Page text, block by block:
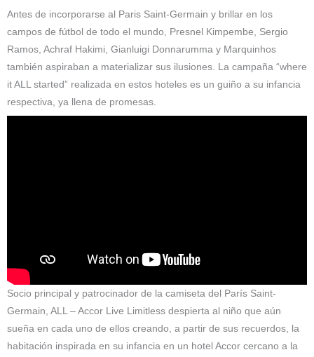
Antes de incorporarse al Paris Saint-Germain y brillar en los
campos de fútbol de todo el mundo, Presnel Kimpembe, Sergio
Ramos, Achraf Hakimi, Gianluigi Donnarumma y Marquinhos
también aspiraban a materializar sus ilusiones. La campaña “where
it ALL started” realizada en estos hoteles es un guiño a su infancia
respectiva, ya llena de promesas.
Socio principal y patrocinador de la camiseta del París Saint-
Germain, ALL – Accor Live Limitless despierta al niño que aún
sueña en cada uno de ellos creando, a partir de sus recuerdos, la
habitación inspirada en su infancia en un hotel Accor cercano a la